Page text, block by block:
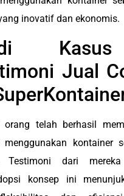
inovatif dan ekonomis.
Jual
orang telah berhasil
menggunakan kontainer
Testimoni dari
konsep ini